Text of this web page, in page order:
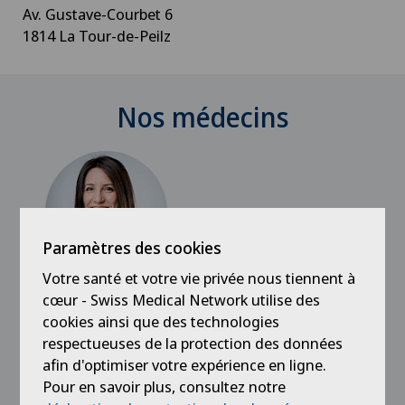
Av. Gustave-Courbet 6
1814 La Tour-de-Peilz
Nos médecins
Swiss Visio
Dr méd. Elodie Trichet
Spécialisation
Ophtalmologie,
Paramètres des cookies
Votre santé et votre vie privée nous tiennent à
cœur - Swiss Medical Network utilise des
cookies ainsi que des technologies
respectueuses de la protection des données
afin d'optimiser votre expérience en ligne.
Pour en savoir plus, consultez notre